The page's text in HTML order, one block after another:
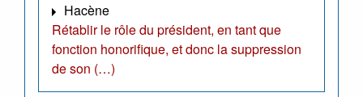
Hacène
Rétablir le rôle du président, en tant que
fonction honorifique, et donc la suppression
de son (…)